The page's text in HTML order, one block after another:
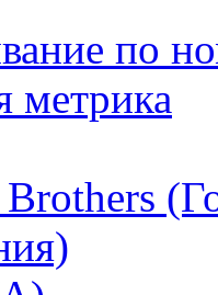
по
метрика